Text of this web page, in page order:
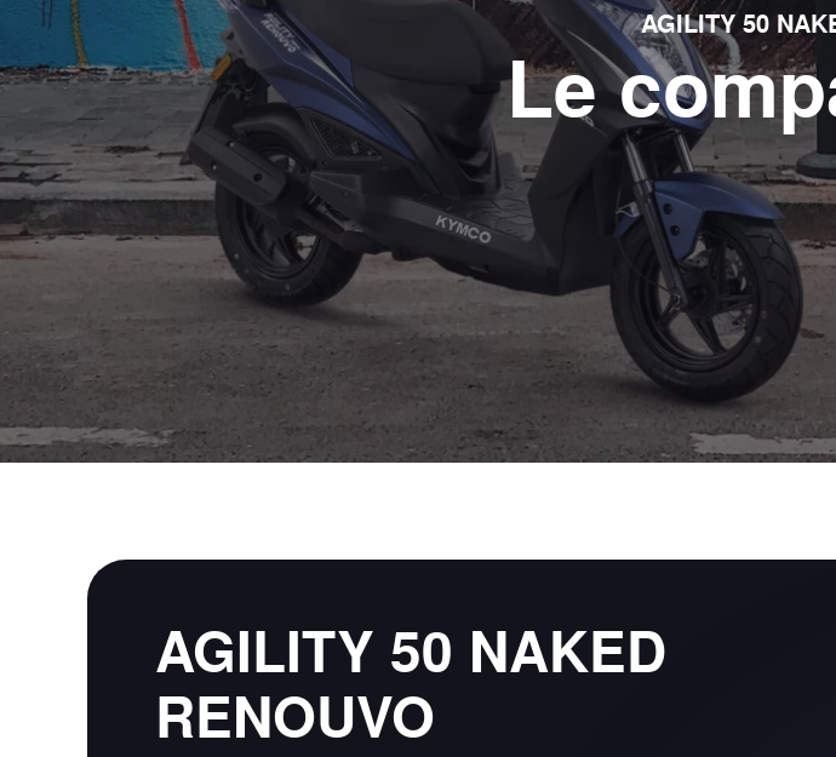
Professionnel
1 véhicule
Confort
10 véhicules
AGILITY 50
Le
AGILITY 50 NAKED
RENOUVO